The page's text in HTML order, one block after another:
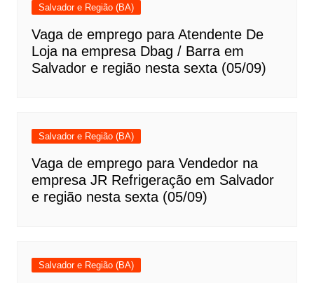
Salvador e Região (BA)
Vaga de emprego para Atendente De
Loja na empresa Dbag / Barra em
Salvador e região nesta sexta (05/09)
Salvador e Região (BA)
Vaga de emprego para Vendedor na
empresa JR Refrigeração em Salvador
e região nesta sexta (05/09)
Salvador e Região (BA)